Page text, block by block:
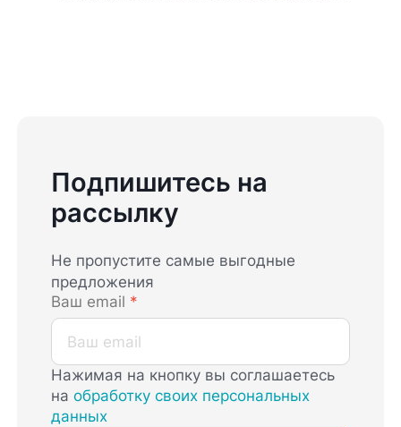
Подпишитесь на
рассылку
Не пропустите самые выгодные
предложения
Ваш email *
Нажимая на кнопку вы соглашаетесь
наобработку своих персональных
данных